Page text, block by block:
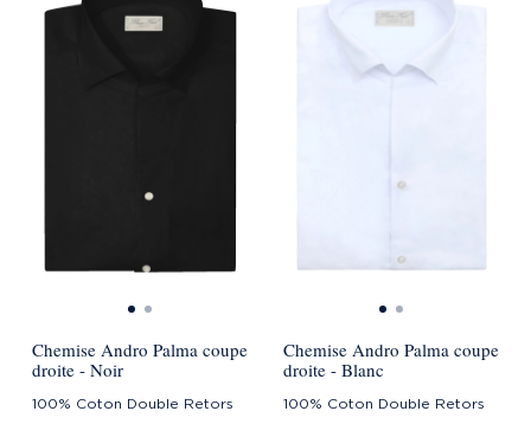
Chemise Andro Palma coupe
droite - Noir
100% Coton Double Retors
Chemise Andro Palma coupe
droite - Blanc
100% Coton Double Retors